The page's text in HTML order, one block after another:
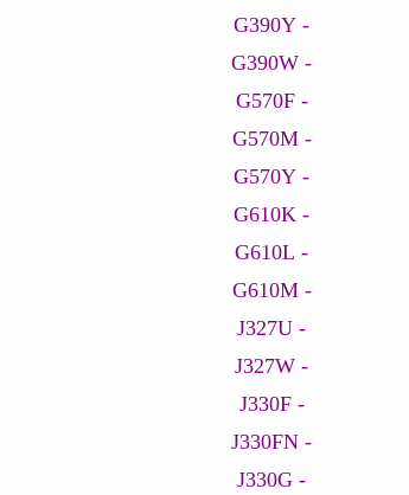
- G390Y
- G390W
- G570F
- G570M
- G570Y
- G610K
- G610L
- G610M
- J327U
- J327W
- J330F
- J330FN
- J330G